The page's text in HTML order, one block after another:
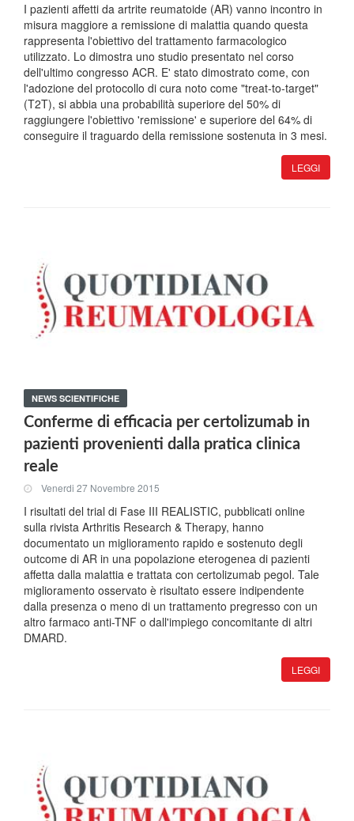
I pazienti affetti da artrite reumatoide (AR) vanno incontro in
misura maggiore a remissione di malattia quando questa
rappresenta l'obiettivo del trattamento farmacologico
utilizzato. Lo dimostra uno studio presentato nel corso
dell'ultimo congresso ACR. E' stato dimostrato come, con
l'adozione del protocollo di cura noto come "treat-to-target"
(T2T), si abbia una probabilità superiore del 50% di
raggiungere l'obiettivo 'remissione' e superiore del 64% di
conseguire il traguardo della remissione sostenuta in 3 mesi.
LEGGI
NEWS SCIENTIFICHE
Conferme di efficacia per certolizumab in
pazienti provenienti dalla pratica clinica
reale
Venerdi 27 Novembre 2015
I risultati del trial di Fase III REALISTIC, pubblicati online
sulla rivista Arthritis Research & Therapy, hanno
documentato un miglioramento rapido e sostenuto degli
outcome di AR in una popolazione eterogenea di pazienti
affetta dalla malattia e trattata con certolizumab pegol. Tale
miglioramento osservato è risultato essere indipendente
dalla presenza o meno di un trattamento pregresso con un
altro farmaco anti-TNF o dall'impiego concomitante di altri
DMARD.
LEGGI